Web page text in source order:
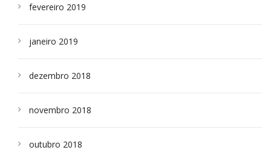
fevereiro 2019
janeiro 2019
dezembro 2018
novembro 2018
outubro 2018